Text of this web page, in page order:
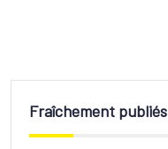
Fraîchement publiés